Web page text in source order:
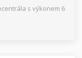
s výkonem 6